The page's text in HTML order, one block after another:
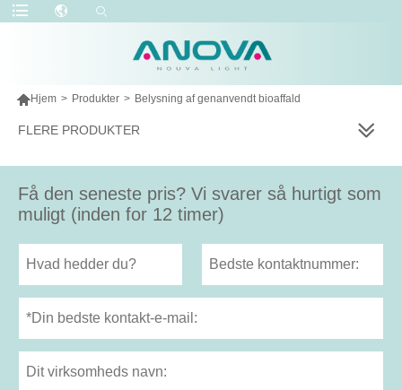
Hjem > Produkter > Belysning af genanvendt bioaffald
FLERE PRODUKTER
Få den seneste pris? Vi svarer så hurtigt som
muligt (inden for 12 timer)